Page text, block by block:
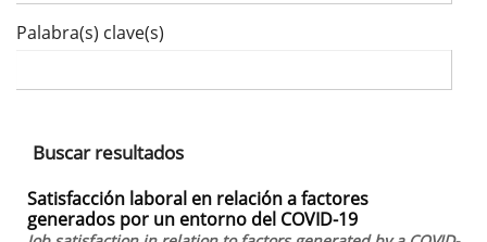
Palabra(s) clave(s)
Buscar resultados
Satisfacción laboral en relación a factores
generados por un entorno del COVID-19